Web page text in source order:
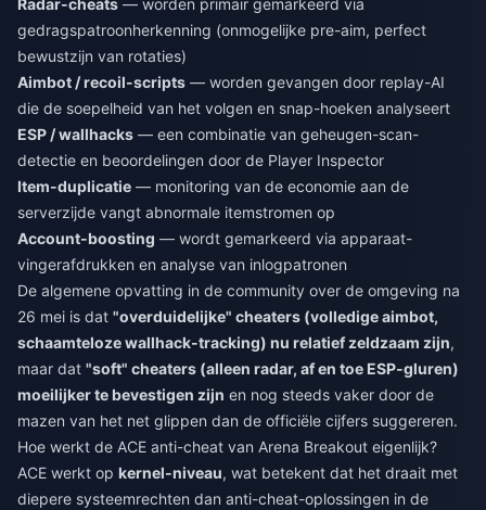
Radar-cheats — worden primair gemarkeerd via
gedragspatroonherkenning (onmogelijke pre-aim, perfect
bewustzijn van rotaties)
Aimbot / recoil-scripts — worden gevangen door replay-AI
die de soepelheid van het volgen en snap-hoeken analyseert
ESP / wallhacks — een combinatie van geheugen-scan-
detectie en beoordelingen door de Player Inspector
Item-duplicatie — monitoring van de economie aan de
serverzijde vangt abnormale itemstromen op
Account-boosting — wordt gemarkeerd via apparaat-
vingerafdrukken en analyse van inlogpatronen
De algemene opvatting in de community over de omgeving na
26 mei is dat "overduidelijke" cheaters (volledige aimbot,
schaamteloze wallhack-tracking) nu relatief zeldzaam zijn,
maar dat "soft" cheaters (alleen radar, af en toe ESP-gluren)
moeilijker te bevestigen zijn en nog steeds vaker door de
mazen van het net glippen dan de officiële cijfers suggereren.
Hoe werkt de ACE anti-cheat van Arena Breakout eigenlijk?
ACE werkt op kernel-niveau, wat betekent dat het draait met
diepere systeemrechten dan anti-cheat-oplossingen in de